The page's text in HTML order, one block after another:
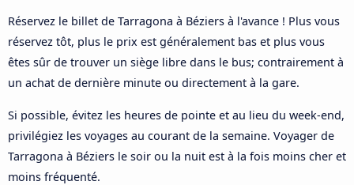
Réservez le billet de Tarragona à Béziers à l'avance ! Plus vous
réservez tôt, plus le prix est généralement bas et plus vous
êtes sûr de trouver un siège libre dans le bus; contrairement à
un achat de dernière minute ou directement à la gare.
Si possible, évitez les heures de pointe et au lieu du week-end,
privilégiez les voyages au courant de la semaine. Voyager de
Tarragona à Béziers le soir ou la nuit est à la fois moins cher et
moins fréquenté.